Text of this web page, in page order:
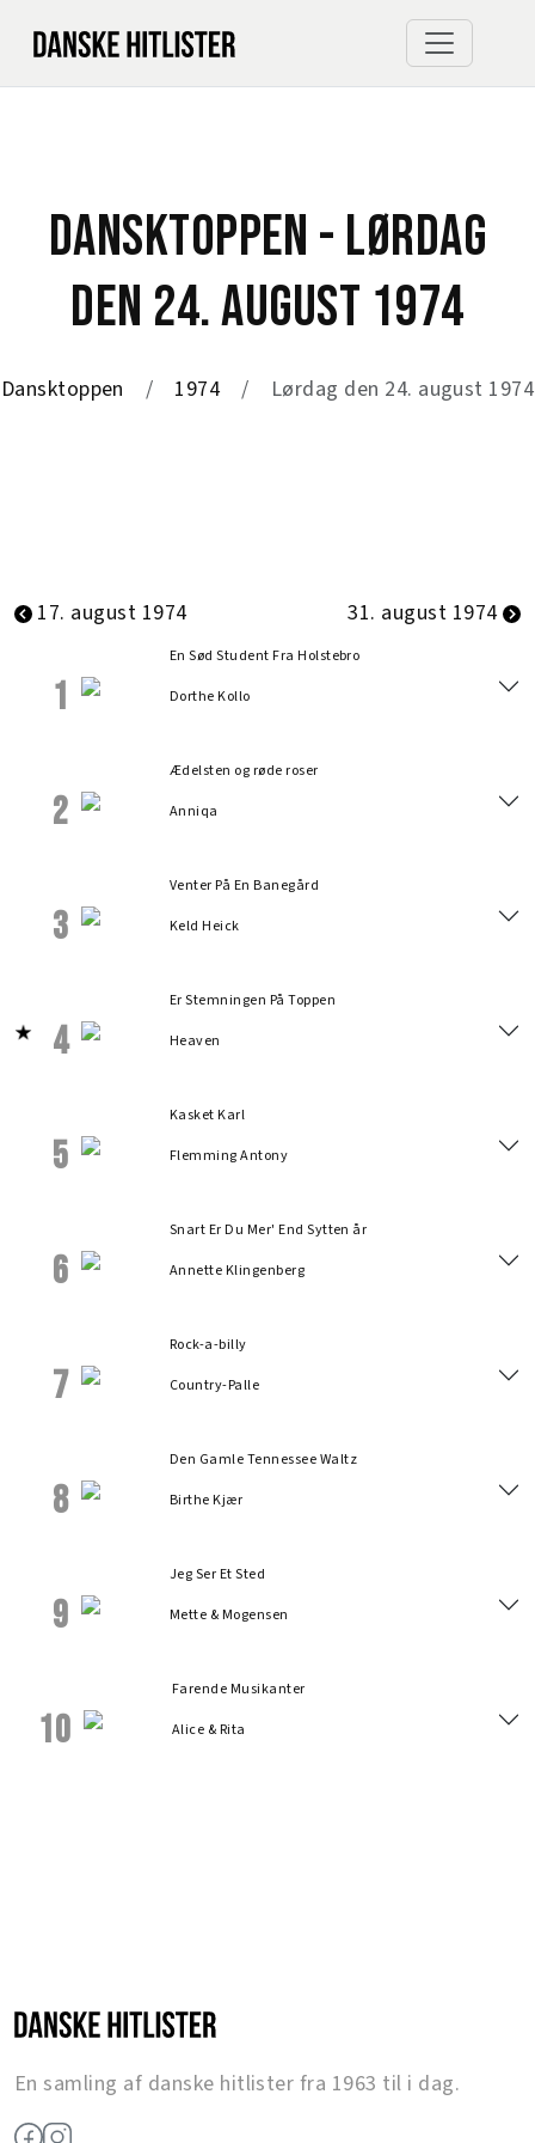
DANSKTOPPEN - LØRDAG
DEN 24. AUGUST 1974
Dansktoppen 1974 Lørdag den 24. august 1974
17. august 1974 31. august 1974
1
En Sød Student Fra Holstebro
Dorthe Kollo
2
Ædelsten og røde roser
Anniqa
3
Venter På En Banegård
Keld Heick
4
Er Stemningen På Toppen
Heaven
5
Kasket Karl
Flemming Antony
6
Snart Er Du Mer' End Sytten år
Annette Klingenberg
7
Rock-a-billy
Country-Palle
8
Den Gamle Tennessee Waltz
Birthe Kjær
9
Jeg Ser Et Sted
Mette & Mogensen
10
Farende Musikanter
Alice & Rita
En samling af danske hitlister fra 1963 til i dag.